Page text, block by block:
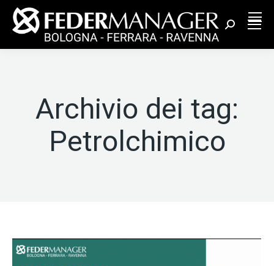
Cerca:
Archivio dei tag:
Petrolchimico